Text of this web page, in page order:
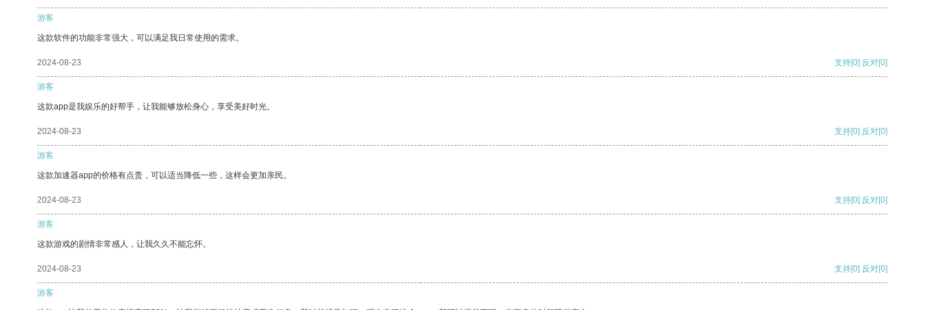
游客
这款软件的功能非常强大，可以满足我日常使用的需求。
2024-08-23 支持[0] 反对[0]
游客
这款app是我娱乐的好帮手，让我能够放松身心，享受美好时光。
2024-08-23 支持[0] 反对[0]
游客
这款加速器app的价格有点贵，可以适当降低一些，这样会更加亲民。
2024-08-23 支持[0] 反对[0]
游客
这款游戏的剧情非常感人，让我久久不能忘怀。
2024-08-23 支持[0] 反对[0]
游客